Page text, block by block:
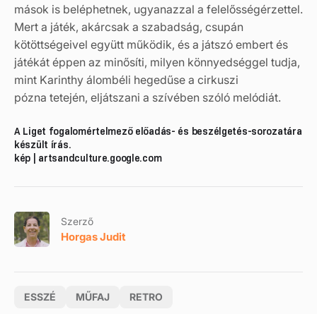
mások is beléphetnek, ugyanazzal a felelősségérzettel.
Mert a játék, akárcsak a szabadság, csupán
kötöttségeivel együtt működik, és a játszó embert és
játékát éppen az minősíti, milyen könnyedséggel tudja,
mint Karinthy álombéli hegedűse a cirkuszi
pózna tetején, eljátszani a szívében szóló melódiát.
A Liget fogalomértelmező előadás- és beszélgetés-sorozatára
készült írás.
kép | artsandculture.google.com
Szerző
Horgas Judit
ESSZÉ MŰFAJ RETRO